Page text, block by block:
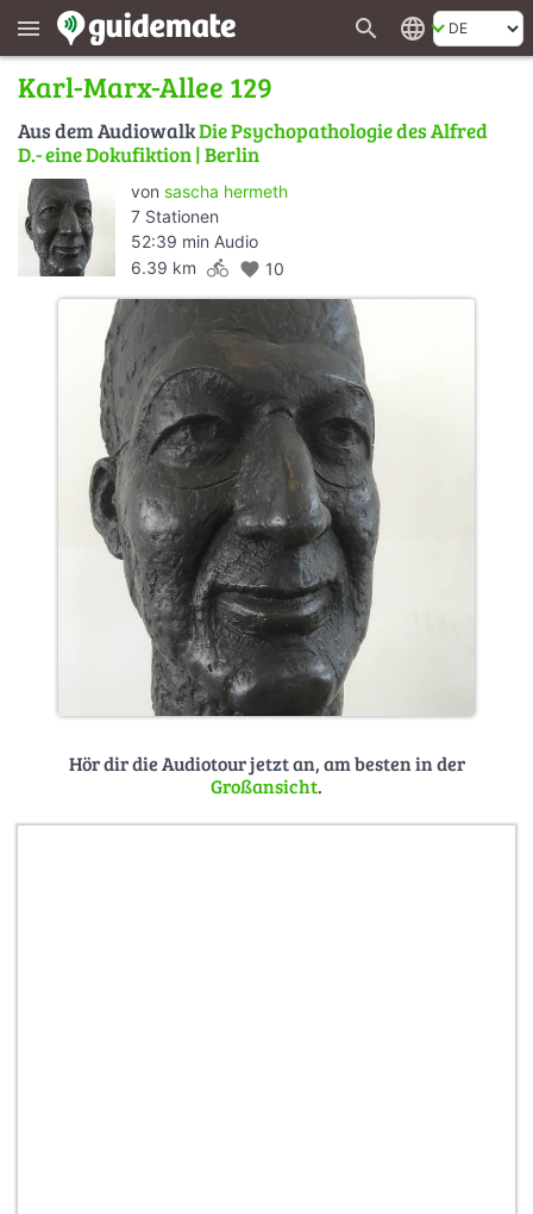
menu search language
Karl-Marx-Allee 129
Aus dem AudiowalkDie Psychopathologie des Alfred
D.- eine Dokufiktion | Berlin
von sascha hermeth
7 Stationen
52:39 min Audio
6.39 km directions_bike favorite 10
Hör dir die Audiotour jetzt an, am besten in der
Großansicht.